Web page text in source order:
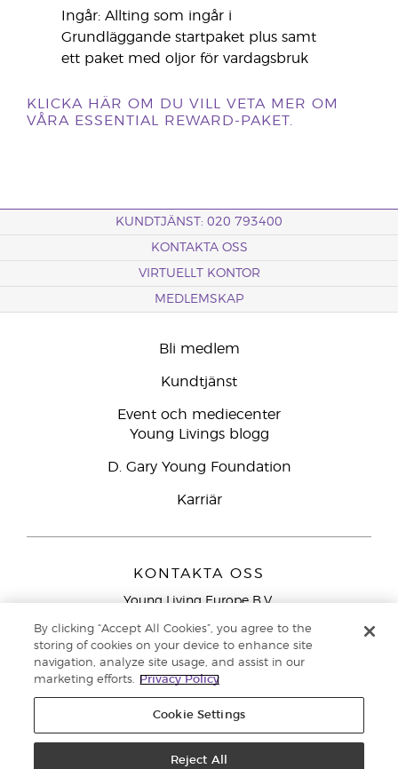
Ingår: Allting som ingår i
Grundläggande startpaket plus samt
ett paket med oljor för vardagsbruk
KLICKA HÄR OM DU VILL VETA MER OM
VÅRA ESSENTIAL REWARD-PAKET.
KUNDTJÄNST: 020 793400
KONTAKTA OSS
VIRTUELLT KONTOR
MEDLEMSKAP
Bli medlem
Kundtjänst
Event och mediecenter
Young Livings blogg
D. Gary Young Foundation
Karriär
KONTAKTA OSS
Young Living Europe B.V.
9727 AJ Groningen
Nederländerna
Kundtjänst – Avgiftsfritt lokalsamtal (ej från
mobiltelefon):020 793400
Sekretess
By clicking “Accept All Cookies”, you agree to the
storing of cookies on your device to enhance site
navigation, analyze site usage, and assist in our
marketing efforts.
Privacy Policy
Cookie Settings
Reject All